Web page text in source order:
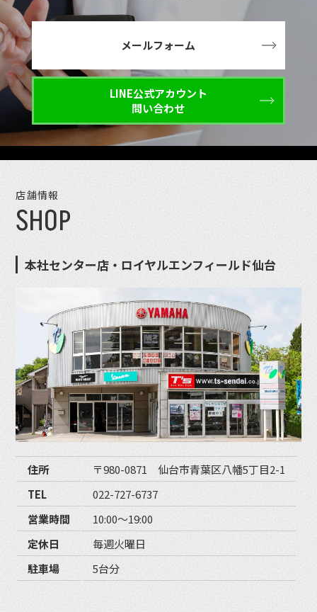
メールフォーム
LINE公式アカウント
問い合わせ
店舗情報
SHOP
本社センター店・ロイヤルエンフィールド仙台
住所
〒980-0871 仙台市青葉区八幡5丁目2-1
TEL
022-727-6737
営業時間
10:00〜19:00
定休日
毎週火曜日
駐車場
5台分